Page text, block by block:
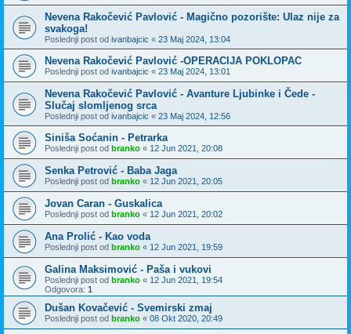
Nevena Rakočević Pavlović - Magično pozorište: Ulaz nije za
svakoga!
Poslednji post od ivanbajcic « 23 Maj 2024, 13:04
Nevena Rakočević Pavlović -OPERACIJA POKLOPAC
Poslednji post od ivanbajcic « 23 Maj 2024, 13:01
Nevena Rakočević Pavlović - Avanture Ljubinke i Čede -
Slučaj slomljenog srca
Poslednji post od ivanbajcic « 23 Maj 2024, 12:56
Siniša Soćanin - Petrarka
Poslednji post od branko « 12 Jun 2021, 20:08
Senka Petrović - Baba Jaga
Poslednji post od branko « 12 Jun 2021, 20:05
Jovan Caran - Guskalica
Poslednji post od branko « 12 Jun 2021, 20:02
Ana Prolić - Kao voda
Poslednji post od branko « 12 Jun 2021, 19:59
Galina Maksimović - Paša i vukovi
Poslednji post od branko « 12 Jun 2021, 19:54
Odgovora: 1
Dušan Kovačević - Svemirski zmaj
Poslednji post od branko « 08 Okt 2020, 20:49